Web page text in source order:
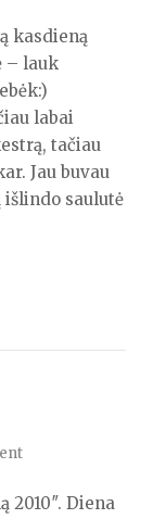
kasdieną
– lauk
labai
tačiau
Jau buvau
išlindo saulutė
2010″. Diena